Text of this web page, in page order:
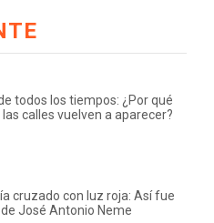
todos los tiempos: ¿Por qué
las calles vuelven a aparecer?
cruzado con luz roja: Así fue
José Antonio Neme